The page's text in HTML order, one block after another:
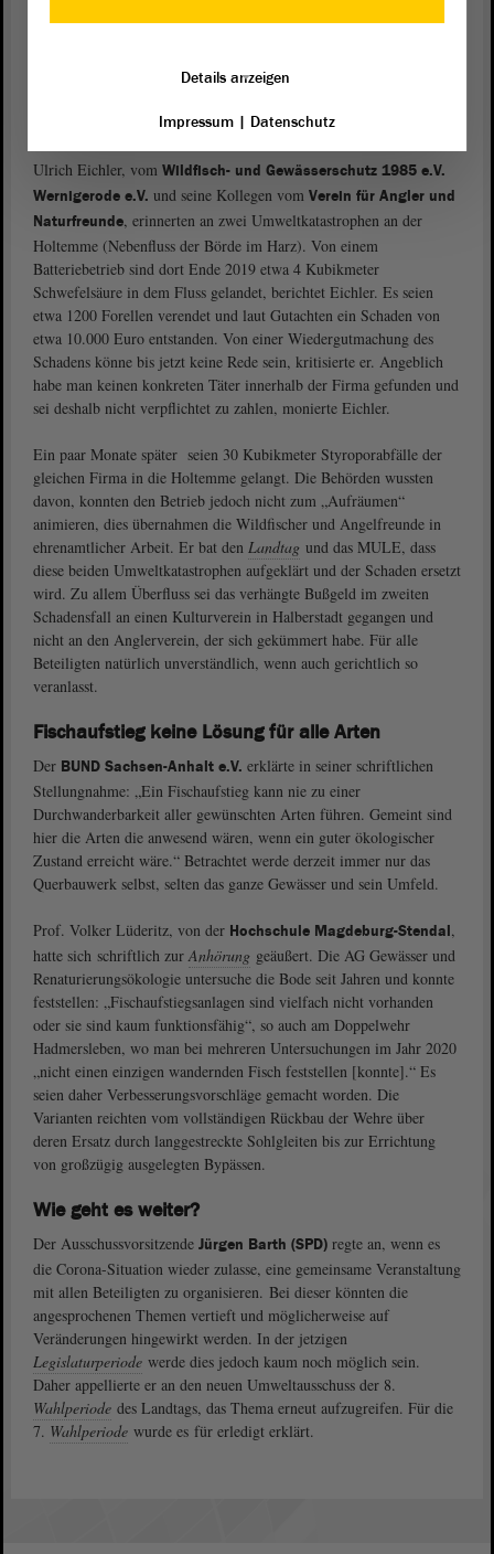
durchaus Sinn, dass Fachleute sich vor Ort mit den Bürgern träfen
Gespräch kämen. Auf diese Weise könnten mögliche Probleme
besser verstanden und gelöst werden.
Umweltkatastrophen an Holtemme entschädigen
Ulrich Eichler, vom Wildfisch- und Gewässerschutz 1985 e.V.
Wernigerode e.V. und seine Kollegen vom Verein für Angler und
Naturfreunde, erinnerten an zwei Umweltkatastrophen an der
Holtemme (Nebenfluss der Börde im Harz). Von einem
Batteriebetrieb sind dort Ende 2019 etwa 4 Kubikmeter
Schwefelsäure in dem Fluss gelandet, berichtet Eichler. Es seien
etwa 1200 Forellen verendet und laut Gutachten ein Schaden von
etwa 10.000 Euro entstanden. Von einer Wiedergutmachung des
Schadens könne bis jetzt keine Rede sein, kritisierte er. Angeblich
habe man keinen konkreten Täter innerhalb der Firma gefunden und
sei deshalb nicht verpflichtet zu zahlen, monierte Eichler.
Ein paar Monate später seien 30 Kubikmeter Styroporabfälle der
gleichen Firma in die Holtemme gelangt. Die Behörden wussten
davon, konnten den Betrieb jedoch nicht zum „Aufräumen“
animieren, dies übernahmen die Wildfischer und Angelfreunde in
ehrenamtlicher Arbeit. Er bat den Landtag und das MULE, dass
diese beiden Umweltkatastrophen aufgeklärt und der Schaden ersetzt
wird. Zu allem Überfluss sei das verhängte Bußgeld im zweiten
Schadensfall an einen Kulturverein in Halberstadt gegangen und
nicht an den Anglerverein, der sich gekümmert habe. Für alle
Beteiligten natürlich unverständlich, wenn auch gerichtlich so
veranlasst.
Fischaufstieg keine Lösung für alle Arten
Der BUND Sachsen-Anhalt e.V. erklärte in seiner schriftlichen
Stellungnahme: „Ein Fischaufstieg kann nie zu einer
Durchwanderbarkeit aller gewünschten Arten führen. Gemeint sind
hier die Arten die anwesend wären, wenn ein guter ökologischer
Zustand erreicht wäre.“ Betrachtet werde derzeit immer nur das
Querbauwerk selbst, selten das ganze Gewässer und sein Umfeld.
Prof. Volker Lüderitz, von der Hochschule Magdeburg-Stendal,
hatte sich schriftlich zurAnhörung geäußert. Die AG Gewässer und
Renaturierungsökologie untersuche die Bode seit Jahren und konnte
feststellen: „Fischaufstiegsanlagen sind vielfach nicht vorhanden
oder sie sind kaum funktionsfähig“, so auch am Doppelwehr
Hadmersleben, wo man bei mehreren Untersuchungen im Jahr 2020
„nicht einen einzigen wandernden Fisch feststellen [konnte].“ Es
seien daher Verbesserungsvorschläge gemacht worden. Die
Varianten reichten vom vollständigen Rückbau der Wehre über
deren Ersatz durch langgestreckte Sohlgleiten bis zur Errichtung
von großzügig ausgelegten Bypässen.
Wie geht es weiter?
Der Ausschussvorsitzende Jürgen Barth (SPD) regte an, wenn es
die Corona-Situation wieder zulasse, eine gemeinsame Veranstaltung
mit allen Beteiligten zu organisieren. Bei dieser könnten die
angesprochenen Themen vertieft und möglicherweise auf
Veränderungen hingewirkt werden. In der jetzigen
Legislaturperiode werde dies jedoch kaum noch möglich sein.
Daher appellierte er an den neuen Umweltausschuss der 8.
Wahlperiode des Landtags, das Thema erneut aufzugreifen. Für die
7. Wahlperiode wurde es für erledigt erklärt.
Details anzeigen
Impressum| Datenschutz